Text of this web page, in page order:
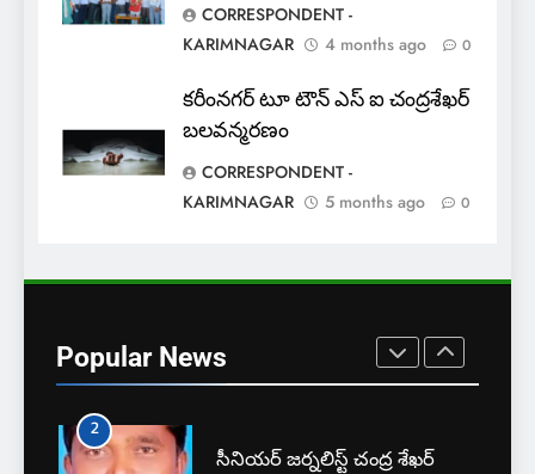
CORRESPONDENT -
KARIMNAGAR
4 months ago 0
కరీంనగర్ టూ టౌన్ ఎస్ ఐ చంద్రశేఖర్
బలవన్మరణం
CORRESPONDENT -
KARIMNAGAR
5 months ago 0
Popular News
JUST UPDATED KARIMNAGAR NEWS
ఎస్ యూ పరిధిలో మూడో విడత
దోస్త్ అడ్మిషన్ల ప్రక్రియ
EXCLUSIVE JUST UPDATED
మృతి